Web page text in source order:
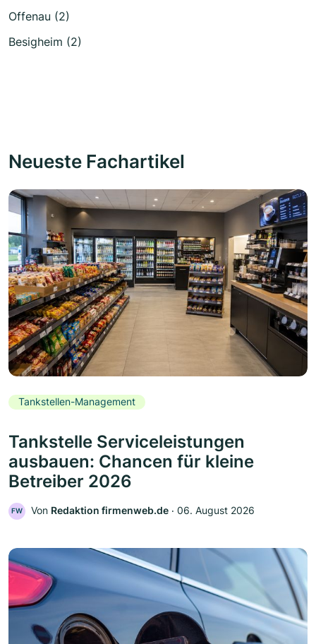
Offenau (2)
Besigheim (2)
Neueste Fachartikel
Tankstellen-Management
Tankstelle Serviceleistungen
ausbauen: Chancen für kleine
Betreiber 2026
FW Von Redaktion firmenweb.de ‧ 06. August 2026